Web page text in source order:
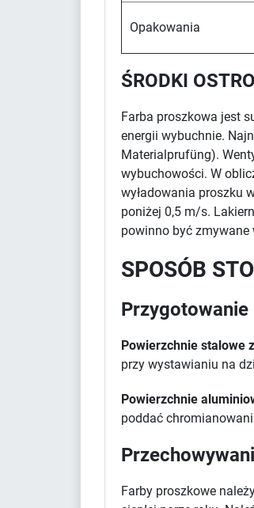
Opakowania
ŚRODKI
Farba proszkowa jest
energii wybuchnie.
Materialprufüng).
wybuchowości. W
wyładowania proszku
poniżej 0,5 m/s.
powinno być zmywane
SPOSÓB
Powierzchnie stalowe
przy wystawianiu na
Powierzchnie
poddać
Farby proszkowe